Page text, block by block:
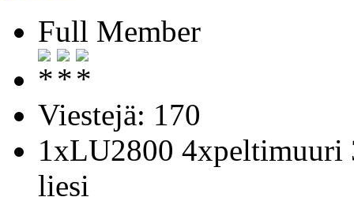
Full Member
Viestejä: 170
1xLU2800
liesi